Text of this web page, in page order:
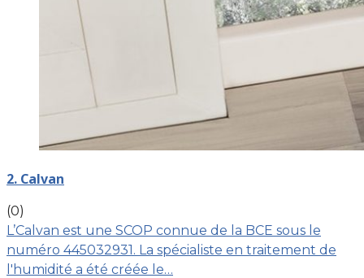
2. Calvan
(0)
L’Calvan est une SCOP connue de la BCE sous le
numéro 445032931. La spécialiste en traitement de
l'humidité a été créée le…